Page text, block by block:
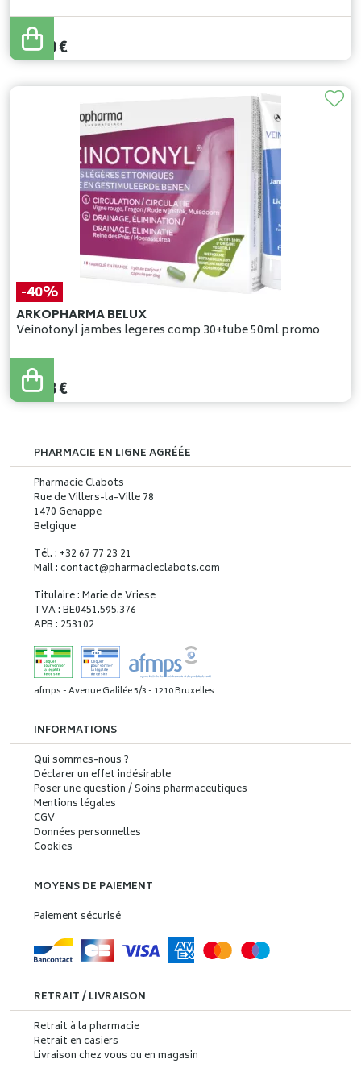
46,87
37,50€
-40%
ARKOPHARMA BELUX
Veinotonyl jambes legeres comp 30+tube 50ml promo
24,80
14,88€
PHARMACIE EN LIGNE AGRÉÉE
Pharmacie Clabots
Rue de Villers-la-Ville 78
1470 Genappe
Belgique
Tél. : +32 67 77 23 21
Mail : contact@pharmacieclabots.com
Titulaire : Marie de Vriese
TVA : BE0451.595.376
APB : 253102
afmps - Avenue Galilée 5/3 - 1210 Bruxelles
INFORMATIONS
Qui sommes-nous ?
Déclarer un effet indésirable
Poser une question / Soins pharmaceutiques
Mentions légales
CGV
Données personnelles
Cookies
MOYENS DE PAIEMENT
Paiement sécurisé
RETRAIT / LIVRAISON
Retrait à la pharmacie
Retrait en casiers
Livraison chez vous ou en magasin